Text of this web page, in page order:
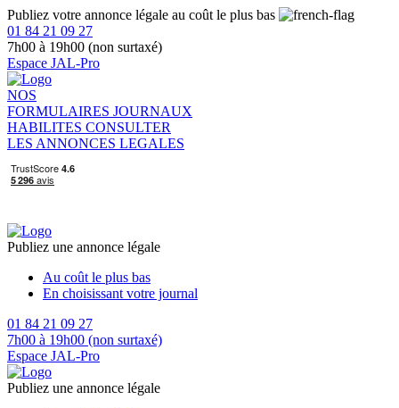
Publiez votre annonce légale au coût le plus bas
01 84 21 09 27
7h00 à 19h00 (non surtaxé)
Espace JAL-Pro
NOS
FORMULAIRES JOURNAUX
HABILITES CONSULTER
LES ANNONCES LEGALES
Publiez une annonce légale
Au coût le plus bas
En choisissant votre journal
01 84 21 09 27
7h00 à 19h00 (non surtaxé)
Espace JAL-Pro
Publiez une annonce légale